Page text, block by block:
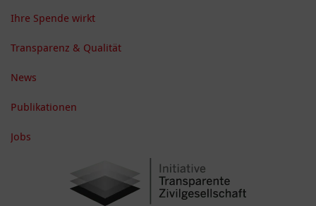
Ihre Spende wirkt
Transparenz & Qualität
News
Publikationen
Jobs